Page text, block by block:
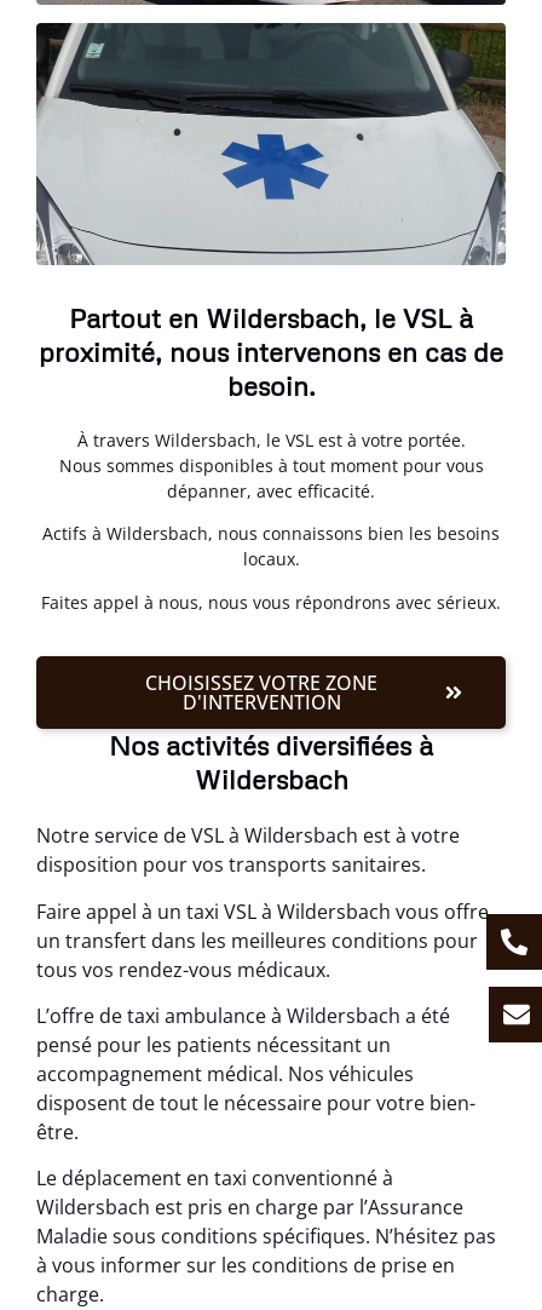
Partout en Wildersbach, le VSL à
proximité, nous intervenons en cas de
besoin.
À travers Wildersbach, le VSL est à votre portée.
Nous sommes disponibles à tout moment pour vous
dépanner, avec efficacité.
Actifs à Wildersbach, nous connaissons bien les besoins
locaux.
Faites appel à nous, nous vous répondrons avec sérieux.
CHOISISSEZ VOTRE ZONE
D'INTERVENTION
Nos activités diversifiées à
Wildersbach
Notre service de VSL à Wildersbach est à votre
disposition pour vos transports sanitaires.
Faire appel à un taxi VSL à Wildersbach vous offre
un transfert dans les meilleures conditions pour
tous vos rendez-vous médicaux.
L’offre de taxi ambulance à Wildersbach a été
pensé pour les patients nécessitant un
accompagnement médical. Nos véhicules
disposent de tout le nécessaire pour votre bien-
être.
Le déplacement en taxi conventionné à
Wildersbach est pris en charge par l’Assurance
Maladie sous conditions spécifiques. N’hésitez pas
à vous informer sur les conditions de prise en
charge.